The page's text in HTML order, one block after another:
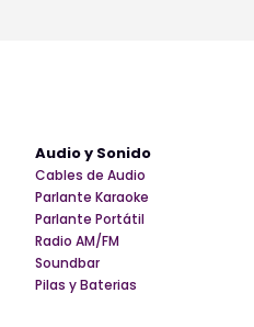
Audio y Sonido
Cables de Audio
Parlante Karaoke
Parlante Portátil
Radio AM/FM
Soundbar
Pilas y Baterias